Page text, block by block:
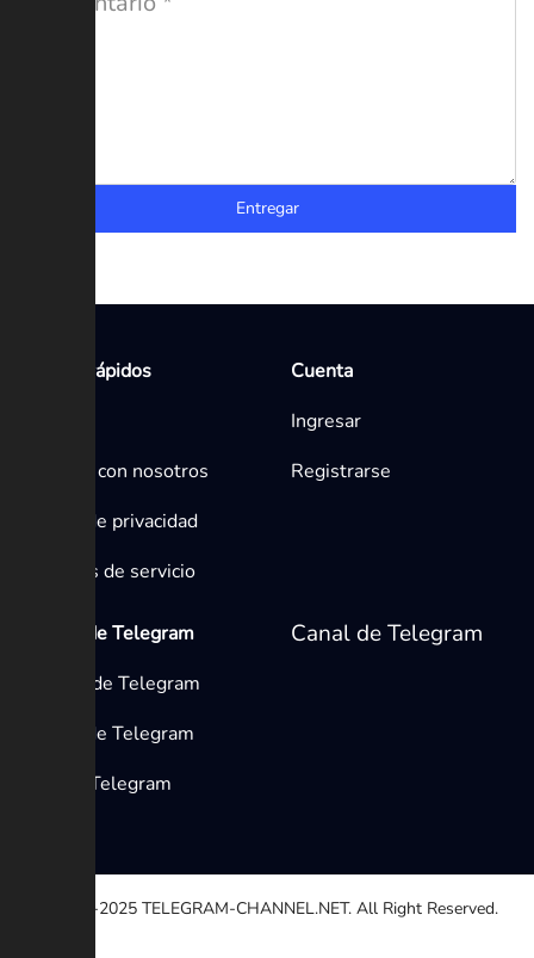
Entregar
Enlaces rápidos
Contacta con nosotros
Política de privacidad
Términos de servicio
Cuenta
Ingresar
Registrarse
Medios de Telegram
Canales de Telegram
Grupos de Telegram
Bots de Telegram
Canal de Telegram
© 2020-2025 TELEGRAM-CHANNEL.NET. All Right Reserved.